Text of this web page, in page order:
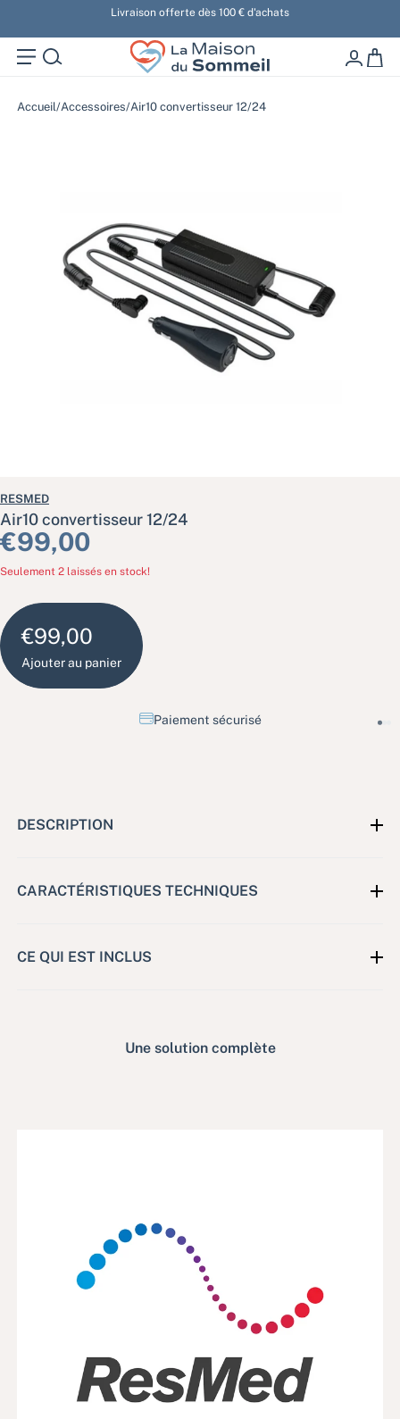
Livraison offerte dès 100 € d'achats
La Maison Du
0
Accueil/Accessoires/Air10 convertisseur 12/24
RESMED
Air10 convertisseur 12/24
Prix habituel
€99,00
Seulement 2 laissés en stock!
€99,00
Ajouter au panier
Paiement sécurisé
DESCRIPTION
CARACTÉRISTIQUES TECHNIQUES
CE QUI EST INCLUS
Une solution complète